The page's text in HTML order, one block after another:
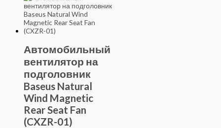
Автомобильный
вентилятор на
подголовник
Baseus Natural
Wind Magnetic
Rear Seat Fan
(CXZR-01)